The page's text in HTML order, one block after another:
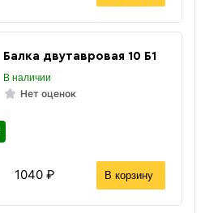
Балка двутавровая 10 Б1
В наличии
Нет оценок
1040 ₽ В корзину